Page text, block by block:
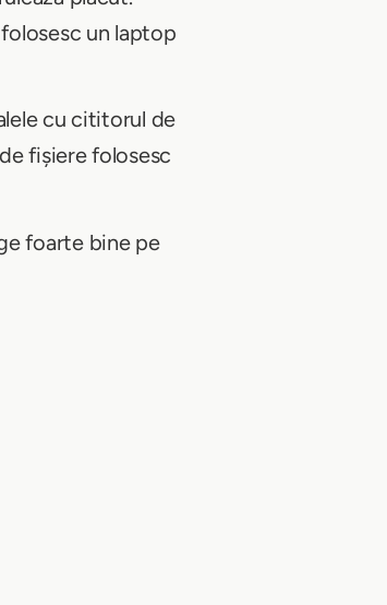
un laptop
cu cititorul de
fișiere folosesc
foarte bine pe